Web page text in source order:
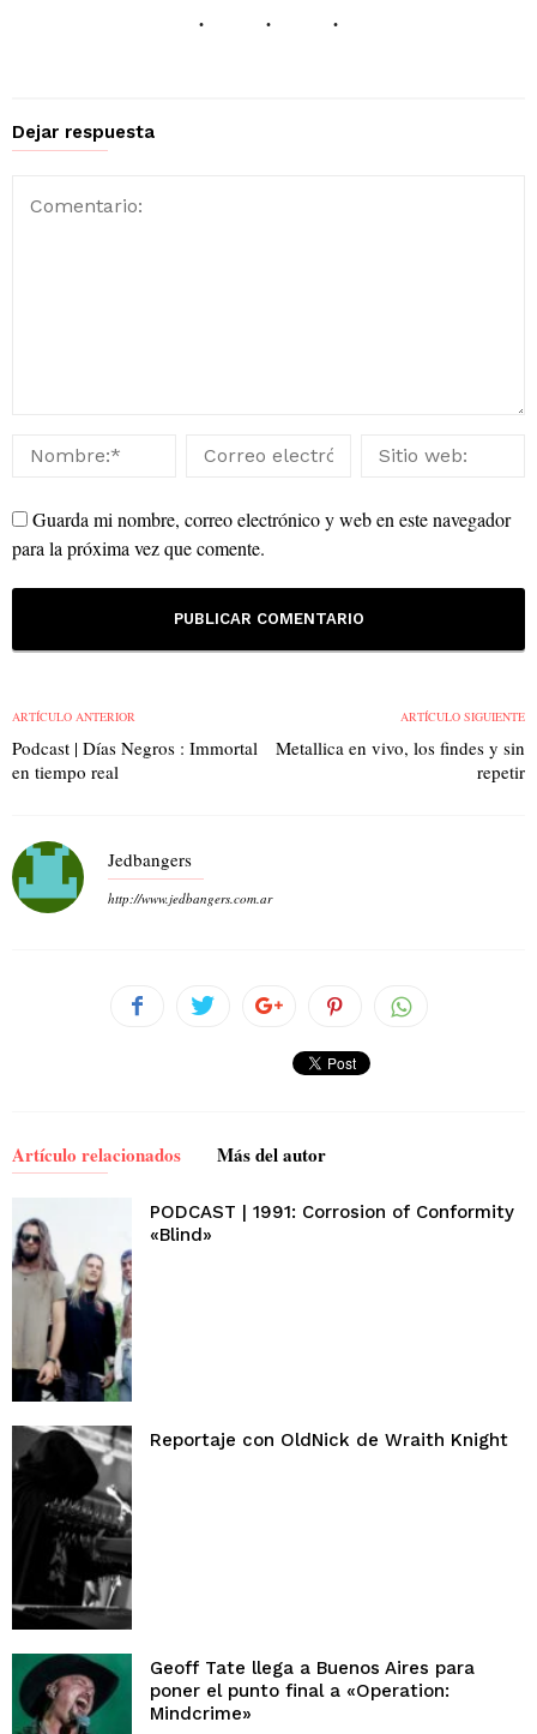
Dejar respuesta
Guarda mi nombre, correo electrónico y web en este navegador
para la próxima vez que comente.
ARTÍCULO ANTERIOR
Podcast | Días Negros : Immortal
en tiempo real
ARTÍCULO SIGUIENTE
Metallica en vivo, los findes y sin
repetir
Jedbangers
http://www.jedbangers.com.ar
Artículo relacionados Más del autor
PODCAST | 1991: Corrosion of Conformity
«Blind»
Reportaje con OldNick de Wraith Knight
Geoff Tate llega a Buenos Aires para
poner el punto final a «Operation:
Mindcrime»